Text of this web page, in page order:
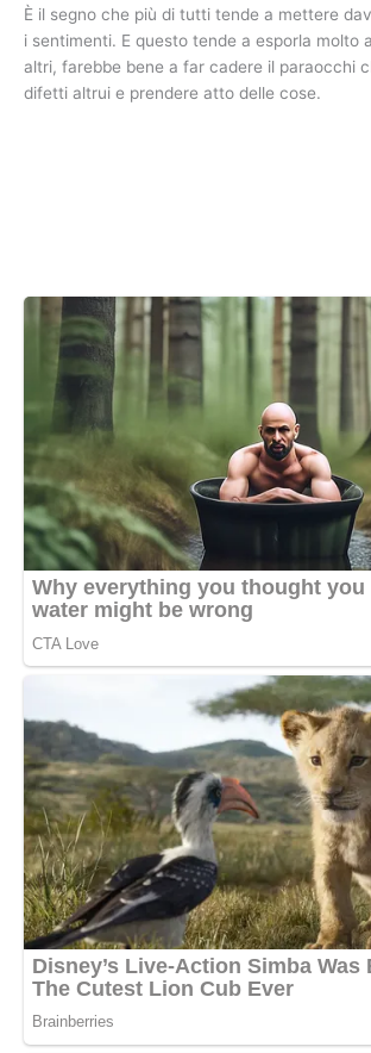
È il segno che più di tutti tende a mettere
i sentimenti. E questo tende a esporla molto
altri, farebbe bene a far cadere il paraocchi
difetti altrui e prendere atto delle cose.